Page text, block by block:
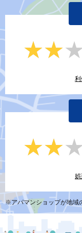
※アパマンショップが地域